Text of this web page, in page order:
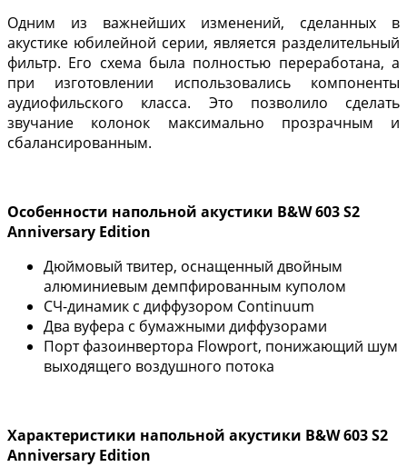
Одним из важнейших изменений, сделанных в
акустике юбилейной серии, является разделительный
фильтр. Его схема была полностью переработана, а
при изготовлении использовались компоненты
аудиофильского класса. Это позволило сделать
звучание колонок максимально прозрачным и
сбалансированным.
Особенности напольной акустики B&W 603 S2
Anniversary Edition
Дюймовый твитер, оснащенный двойным
алюминиевым демпфированным куполом
СЧ-динамик с диффузором Continuum
Два вуфера с бумажными диффузорами
Порт фазоинвертора Flowport, понижающий шум
выходящего воздушного потока
Характеристики напольной акустики B&W 603 S2
Anniversary Edition